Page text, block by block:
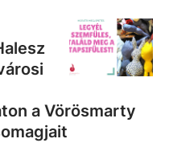
a Vörösmarty